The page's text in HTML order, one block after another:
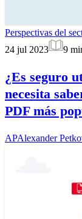
Perspectivas del
24 jul 2023
9
¿Es seguro
necesita
PDF más
APAlexander